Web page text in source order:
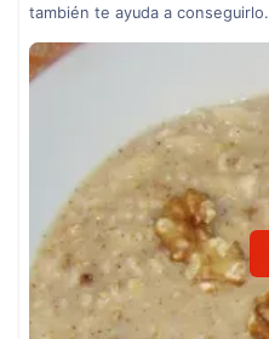
también te ayuda a conseguirlo.